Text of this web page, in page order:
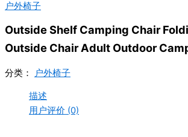
户外椅子
Outside Shelf Camping Chair
Outside Chair Adult Outdoor
分类： 户外椅子
描述
用户评价 (0)